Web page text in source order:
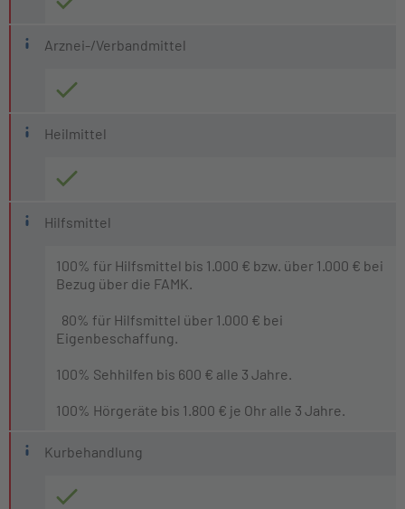
Arznei-/Verbandmittel
Heilmittel
Hilfsmittel
100% für Hilfsmittel bis 1.000 € bzw. über 1.000 € bei
Bezug über die FAMK.
80% für Hilfsmittel über 1.000 € bei
Eigenbeschaffung.
100% Sehhilfen bis 600 € alle 3 Jahre.
100% Hörgeräte bis 1.800 € je Ohr alle 3 Jahre.
Kurbehandlung